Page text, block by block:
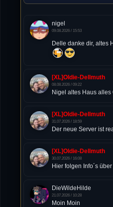
nigel
09.08.2026 / 15:53
Delle danke dir, altes
[XL]Oldie-Dellmuth
08.08.2026 / 09:22
Nigel altes Haus alles
[XL]Oldie-Dellmuth
31.07.2026 / 18:59
Der neue Server ist
[XL]Oldie-Dellmuth
30.07.2026 / 16:08
Hier folgen Info´s
DieWildeHilde
21.07.2026 / 10:28
Moin Moin